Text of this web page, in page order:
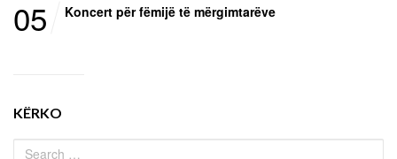
05 Koncert për fëmijë të mërgimtarëve
KËRKO